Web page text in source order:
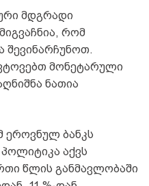
მდგრადი
რომ
შევინარჩუნოთ.
მონეტარული
ნათია
ეროვნულ ბანკს
პოლიტიკა აქვს
წლის განმავლობაში